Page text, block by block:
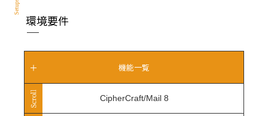
環境要件
Setups
機能一覧
CipherCraft/Mail 8